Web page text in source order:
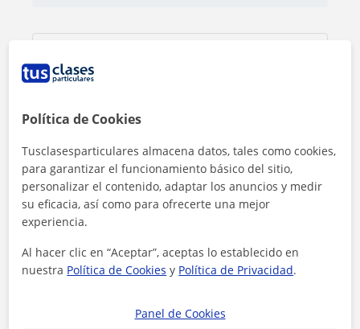
Al hacer clic, aceptas nuestro aviso legaly de privacidad
Contactar ahora
Política de Cookies
Tusclasesparticulares almacena datos, tales como cookies,
para garantizar el funcionamiento básico del sitio,
personalizar el contenido, adaptar los anuncios y medir
su eficacia, así como para ofrecerte una mejor
experiencia.
Al hacer clic en “Aceptar”, aceptas lo establecido en
nuestra Política de Cookies y Política de Privacidad.
Panel de Cookies